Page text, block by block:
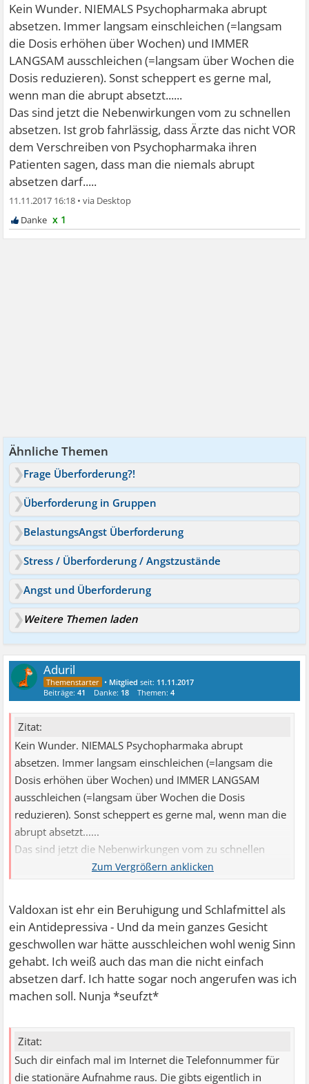
Kein Wunder. NIEMALS Psychopharmaka abrupt
absetzen. Immer langsam einschleichen (=langsam
die Dosis erhöhen über Wochen) und IMMER
LANGSAM ausschleichen (=langsam über Wochen die
Dosis reduzieren). Sonst scheppert es gerne mal,
wenn man die abrupt absetzt......
Das sind jetzt die Nebenwirkungen vom zu schnellen
absetzen. Ist grob fahrlässig, dass Ärzte das nicht VOR
dem Verschreiben von Psychopharmaka ihren
Patienten sagen, dass man die niemals abrupt
absetzen darf.....
11.11.2017 16:18 •
x 1
Ähnliche Themen
Frage Überforderung?!
Überforderung in Gruppen
BelastungsAngst Überforderung
Stress / Überforderung / Angstzustände
Angst und Überforderung
Weitere Themen laden
Aduril
• Mitglied seit: 11.11.2017
Beiträge:41 Danke: 18 Themen:4
Zitat:
Kein Wunder. NIEMALS Psychopharmaka abrupt
absetzen. Immer langsam einschleichen (=langsam die
Dosis erhöhen über Wochen) und IMMER LANGSAM
ausschleichen (=langsam über Wochen die Dosis
reduzieren). Sonst scheppert es gerne mal, wenn man die
abrupt absetzt......
Das sind jetzt die Nebenwirkungen vom zu schnellen
absetzen. Ist grob fahrlässig, dass Ärzte das nicht VOR
dem Verschreiben von Psychopharmaka ihren Patienten
Valdoxan ist ehr ein Beruhigung und Schlafmittel als
ein Antidepressiva - Und da mein ganzes Gesicht
geschwollen war hätte ausschleichen wohl wenig Sinn
gehabt. Ich weiß auch das man die nicht einfach
absetzen darf. Ich hatte sogar noch angerufen was ich
machen soll. Nunja *seufzt*
Zitat:
Such dir einfach mal im Internet die Telefonnummer für
die stationäre Aufnahme raus. Die gibts eigentlich in